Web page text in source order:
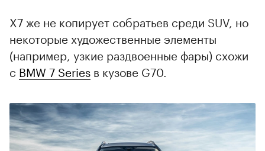
X7 же не копирует собратьев среди SUV, но
некоторые художественные элементы
(например, узкие раздвоенные фары) схожи
с BMW 7 Series в кузове G70.